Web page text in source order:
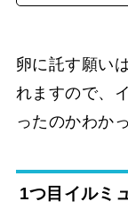
卵に託す願い
れますので、
ったのかわか
1つ目イルミ